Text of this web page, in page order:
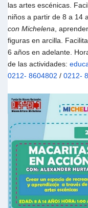
las artes escénicas.
niños a partir de 8 a 14
con Michelena ,
figuras en arcilla.
6 años en adelante.
de las actividades:
0212- 8604802 / 0212-